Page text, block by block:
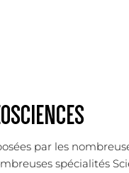
par les
spécialités